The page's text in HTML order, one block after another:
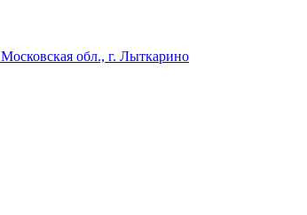
Московская обл., г. Лыткарино